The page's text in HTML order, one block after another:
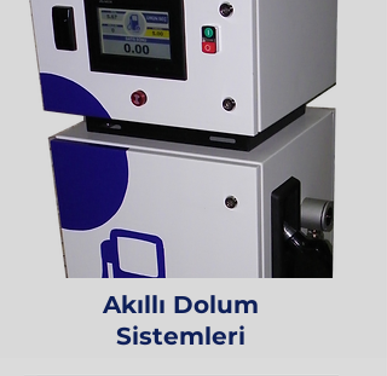
Akıllı Dolum
Sistemleri